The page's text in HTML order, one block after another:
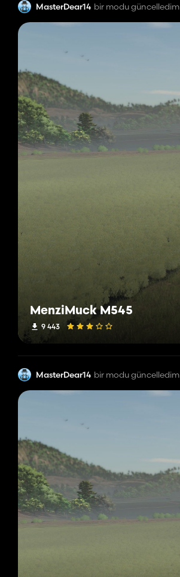
MasterDear14 bir modu güncelledim
MenziMuck M545
9 443
MasterDear14 bir modu güncelledim